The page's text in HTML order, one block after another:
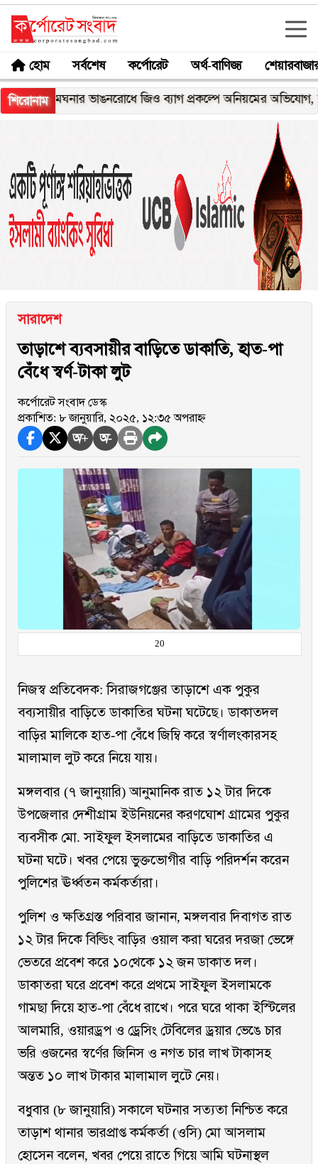
হোম সর্বশেষ কর্পোরেট অর্থ-বাণিজ্য
শিরোনাম
মেঘনার ভাঙনরোধে জিও ব্যাগ প্রকল্পে অনিয়মের অভিযোগ, নদীরকূলে
সারাদেশ
তাড়াশে ব্যবসায়ীর বাড়িতে ডাকাতি, হাত-পা
বেঁধে স্বর্ণ-টাকা লুট
কর্পোরেট সংবাদ ডেস্ক
প্রকাশিত: ৮ জানুয়ারি, ২০২৫, ১২:৩৫ অপরাহ্ন
অ+ অ-
20
নিজস্ব প্রতিবেদক: সিরাজগঞ্জের তাড়াশে এক পুকুর
বব্যসায়ীর বাড়িতে ডাকাতির ঘটনা ঘটেছে। ডাকাতদল
বাড়ির মালিকে হাত-পা বেঁধে জিম্বি করে স্বর্ণালংকারসহ
মালামাল লুট করে নিয়ে যায়।
মঙ্গলবার (৭ জানুয়ারি) আনুমানিক রাত ১২ টার দিকে
উপজেলার দেশীগ্রাম ইউনিয়নের করণঘোশ গ্রামের পুকুর
ব্যবসীক মো. সাইফুল ইসলামের বাড়িতে ডাকাতির এ
ঘটনা ঘটে। খবর পেয়ে ভুক্তভোগীর বাড়ি পরিদর্শন করেন
পুলিশের ঊর্ধ্বতন কর্মকর্তারা।
পুলিশ ও ক্ষতিগ্রস্ত পরিবার জানান, মঙ্গলবার দিবাগত রাত
১২ টার দিকে বিল্ডিং বাড়ির ওয়াল করা ঘরের দরজা ভেঙ্গে
ভেতরে প্রবেশ করে ১০থেকে ১২ জন ডাকাত দল।
ডাকাতরা ঘরে প্রবেশ করে প্রথমে সাইফুল ইসলামকে
গামছা দিয়ে হাত-পা বেঁধে রাখে। পরে ঘরে থাকা ইস্টিলের
আলমারি, ওয়ারড্রপ ও ড্রেসিং টেবিলের ড্রয়ার ভেঙে চার
ভরি ওজনের স্বর্ণের জিনিস ও নগত চার লাখ টাকাসহ
অন্তত ১০ লাখ টাকার মালামাল লুটে নেয়।
বধুবার (৮ জানুয়ারি) সকালে ঘটনার সত্যতা নিশ্চিত করে
তাড়াশ থানার ভারপ্রাপ্ত কর্মকর্তা (ওসি) মো আসলাম
হোসেন বলেন, খবর পেয়ে রাতে গিয়ে আমি ঘটনাস্থল